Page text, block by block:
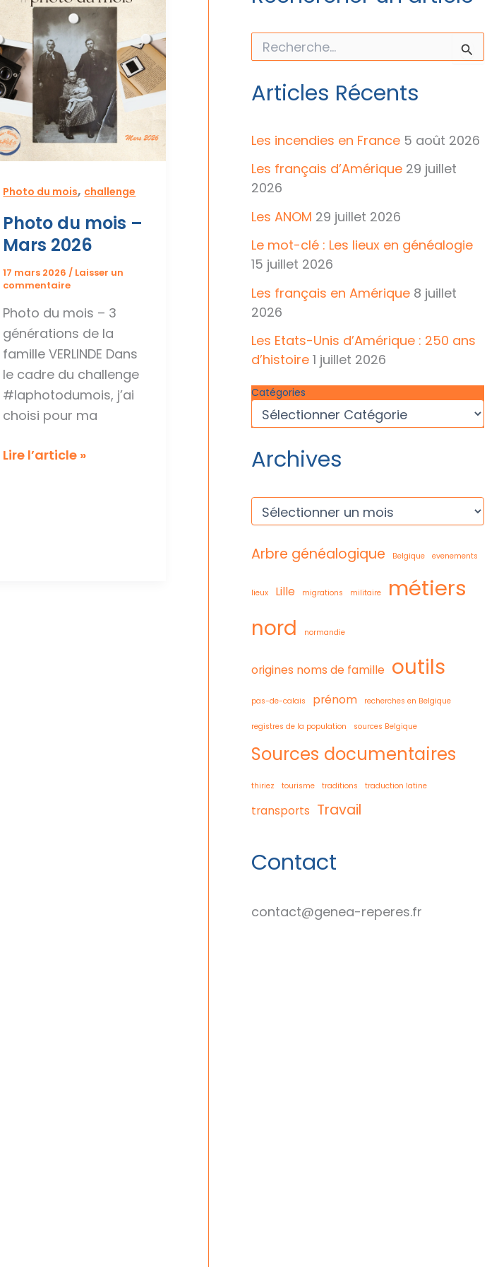
Photo du mois, challenge
Photo du mois –
Mars 2026
17 mars 2026/ Laisser un
commentaire
Photo du mois – 3
générations de la
famille VERLINDE Dans
le cadre du challenge
#laphotodumois, j’ai
choisi pour ma
Photo
Lire l’article »
e
h
r
:
Articles Récents
Les incendies en France 5 août 2026
Les français d’Amérique 29 juillet
2026
Les ANOM 29 juillet 2026
Le mot-clé : Les lieux en généalogie
15 juillet 2026
Les français en Amérique 8 juillet
2026
Les Etats-Unis d’Amérique : 250 ans
d’histoire 1 juillet 2026
Catégories
Archives
A
h
i
e
Arbre généalogique Belgique evenements
lieux Lille migrations militaire métiers
nord normandie
origines noms de famille outils
pas-de-calais prénom recherches en Belgique
registres de la population sources Belgique
Sources documentaires
thiriez tourisme traditions traduction latine
transports Travail
Contact
contact@genea-reperes.fr